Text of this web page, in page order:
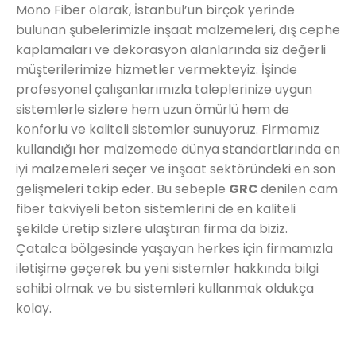
Mono Fiber olarak, İstanbul’un birçok yerinde
bulunan şubelerimizle inşaat malzemeleri, dış cephe
kaplamaları ve dekorasyon alanlarında siz değerli
müşterilerimize hizmetler vermekteyiz. İşinde
profesyonel çalışanlarımızla taleplerinize uygun
sistemlerle sizlere hem uzun ömürlü hem de
konforlu ve kaliteli sistemler sunuyoruz. Firmamız
kullandığı her malzemede dünya standartlarında en
iyi malzemeleri seçer ve inşaat sektöründeki en son
gelişmeleri takip eder. Bu sebeple GRCdenilen cam
fiber takviyeli beton sistemlerini de en kaliteli
şekilde üretip sizlere ulaştıran firma da biziz.
Çatalca bölgesinde yaşayan herkes için firmamızla
iletişime geçerek bu yeni sistemler hakkında bilgi
sahibi olmak ve bu sistemleri kullanmak oldukça
kolay.